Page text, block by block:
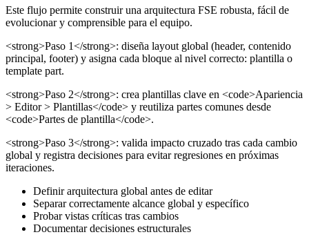
Este flujo permite construir una arquitectura FSE robusta, fácil de
evolucionar y comprensible para el equipo.
<strong>Paso 1</strong>: diseña layout global (header, contenido
principal, footer) y asigna cada bloque al nivel correcto: plantilla o
template part.
<strong>Paso 2</strong>: crea plantillas clave en <code>Apariencia
> Editor > Plantillas</code> y reutiliza partes comunes desde
<code>Partes de plantilla</code>.
<strong>Paso 3</strong>: valida impacto cruzado tras cada cambio
global y registra decisiones para evitar regresiones en próximas
iteraciones.
Definir arquitectura global antes de editar
Separar correctamente alcance global y específico
Probar vistas críticas tras cambios
Documentar decisiones estructurales